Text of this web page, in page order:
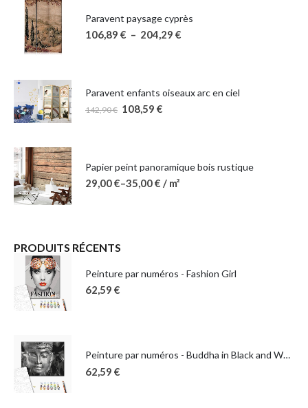
Paravent paysage cyprès
106,89 € – 204,29 €
Paravent enfants oiseaux arc en ciel
142,90€ 108,59 €
Papier peint panoramique bois rustique
29,00€–35,00€ / m²
PRODUITS RÉCENTS
Peinture par numéros - Fashion Girl
62,59 €
Peinture par numéros - Buddha in Black and White
62,59 €